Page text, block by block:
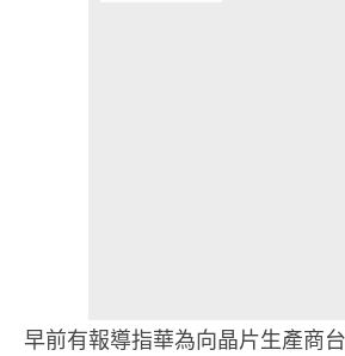
早前有報導指華為向晶片生產商